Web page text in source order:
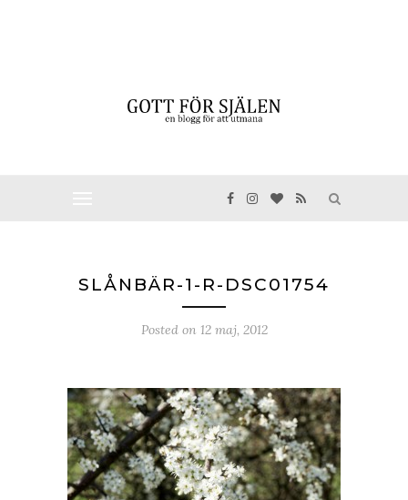
SLÅNBÄR-1-R-DSC01754
Posted on 12 maj, 2012